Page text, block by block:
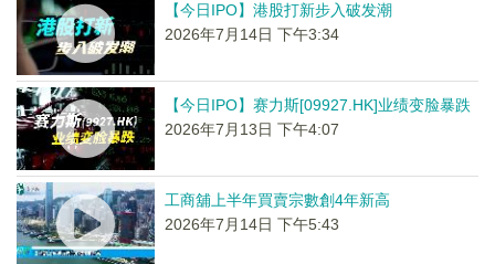
【今日IPO】港股打新步入破发潮
2026年7月14日 下午3:34
【今日IPO】赛力斯[09927.HK]业绩变脸暴跌
2026年7月13日 下午4:07
工商舖上半年買賣宗數創4年新高
2026年7月14日 下午5:43